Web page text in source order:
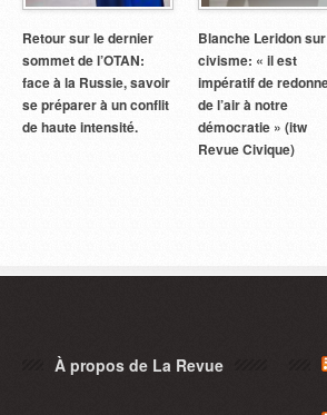
Retour sur le dernier
sommet de l’OTAN:
face à la Russie, savoir
se préparer à un conflit
de haute intensité.
Blanche Leridon
civisme: « il est
impératif de
de l’air à notre
démocratie » (itw
Revue Civique)
À propos de La Revue